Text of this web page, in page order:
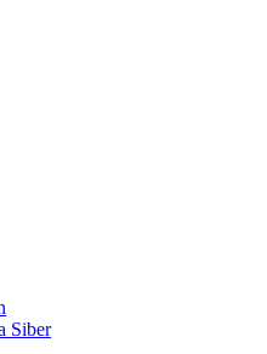
Siber